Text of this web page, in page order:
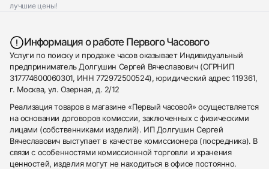
лучшие цены!
Информация о работе Первого Часового
Услуги по поиску и продаже часов оказывает Индивидуальный
предприниматель Долгушин Сергей Вячеславович (ОГРНИП
317774600060301, ИНН 772972500524), юридический адрес 119361,
г. Москва, ул. Озерная, д. 2/12
Реализация товаров в магазине «Первый часовой» осуществляется
на основании договоров комиссии, заключенных с физическими
лицами (собственниками изделий). ИП Долгушин Сергей
Вячеславович выступает в качестве комиссионера (посредника). В
связи с особенностями комиссионной торговли и хранения
ценностей, изделия могут не находиться в офисе постоянно.